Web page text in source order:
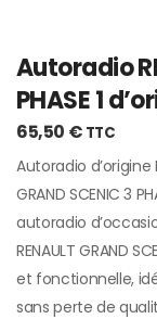
Autoradio
PHASE 1
65,50 € TTC
Autoradio d’origine
GRAND SCENIC 3
autoradio
RENAULT GRAND
et fonctionnelle,
sans perte de